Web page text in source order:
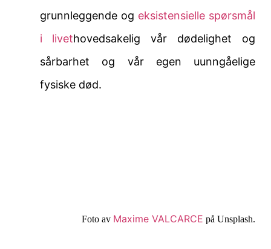
grunnleggende og eksistensielle spørsmål
i livethovedsakelig vår dødelighet og
sårbarhet og vår egen uunngåelige
fysiske død.
Foto av Maxime VALCARCE på Unsplash.